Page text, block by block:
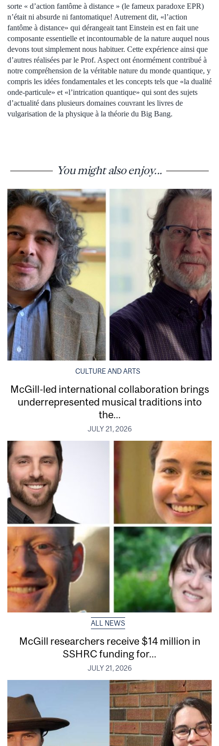
sorte « d’action fantôme à distance » (le fameux paradoxe EPR)
n’était ni absurde ni fantomatique! Autrement dit, «l’action
fantôme à distance» qui dérangeait tant Einstein est en fait une
composante essentielle et incontournable de la nature auquel nous
devons tout simplement nous habituer. Cette expérience ainsi que
d’autres réalisées par le Prof. Aspect ont énormément contribué à
notre compréhension de la véritable nature du monde quantique, y
compris les idées fondamentales et les concepts tels que «la dualité
onde-particule» et «l’intrication quantique» qui sont des sujets
d’actualité dans plusieurs domaines couvrant les livres de
vulgarisation de la physique à la théorie du Big Bang.
You might also enjoy...
CULTURE AND ARTS
McGill-led international collaboration brings
underrepresented musical traditions into
the...
JULY 21, 2026
ALL NEWS
McGill researchers receive $14 million in
SSHRC funding for...
JULY 21, 2026